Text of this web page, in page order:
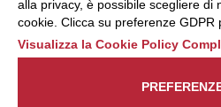
agenzielavoro.it/
alla privacy, è possibile scegliere di
cookie. Clicca su preferenze GDPR
Visualizza la Cookie Policy